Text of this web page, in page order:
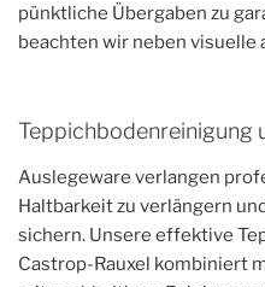
pünktliche Übergaben zu
beachten wir neben visuelle
Teppichbodenreinigung
Auslegeware verlangen
Haltbarkeit zu verlängern
sichern. Unsere effektive
Castrop-Rauxel kombiniert